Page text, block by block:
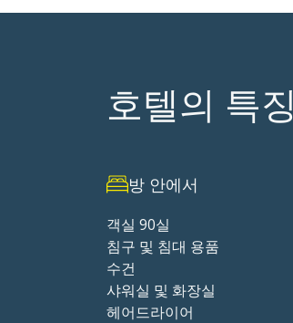
호텔의 특징
방 안에서
객실 90실
침구 및 침대 용품
수건
샤워실 및 화장실
헤어드라이어